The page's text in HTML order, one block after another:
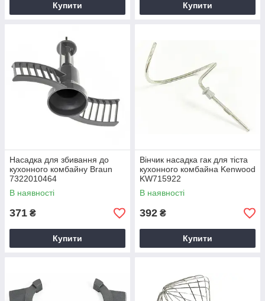
Купити Купити
Насадка для збивання до
кухонного комбайну Braun
7322010464
В наявності
371 ₴
Купити
Вінчик насадка гак для тіста
кухонного комбайна Kenwood
KW715922
В наявності
392 ₴
Купити